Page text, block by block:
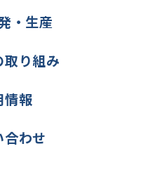
・生産
り組み
情報
合わせ